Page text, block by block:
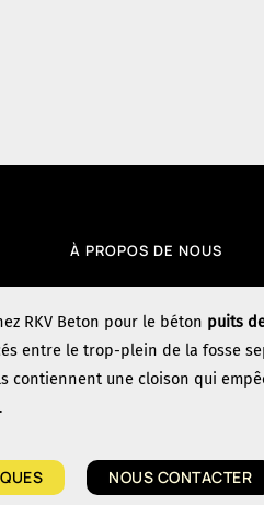
À PROPOS DE NOUS
siphon
RKV Beton pour le béton puits
entre le trop-plein de la fosse
contiennent une cloison qui
NOUS CONTACTER